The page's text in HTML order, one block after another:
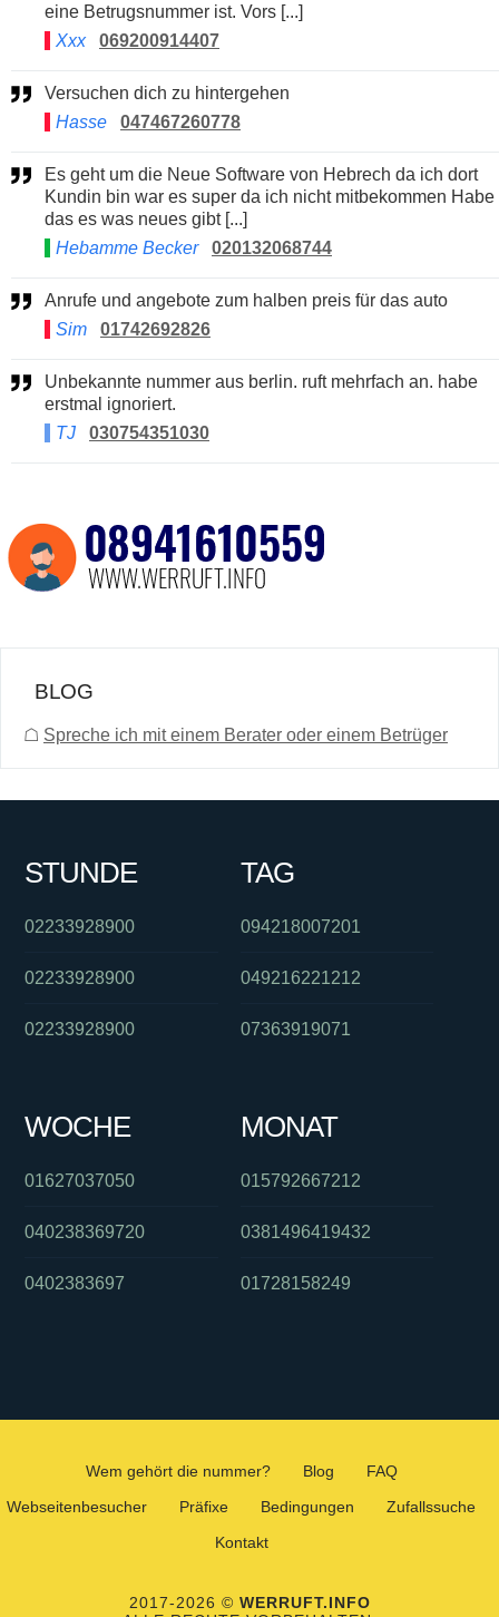
eine Betrugsnummer ist. Vors [...]
Xxx
069200914407
Versuchen dich zu hintergehen
Hasse
047467260778
Es geht um die Neue Software von Hebrech da ich dort
Kundin bin war es super da ich nicht mitbekommen Habe
das es was neues gibt [...]
Hebamme Becker
020132068744
Anrufe und angebote zum halben preis für das auto
Sim
01742692826
Unbekannte nummer aus berlin. ruft mehrfach an. habe
erstmal ignoriert.
TJ
030754351030
BLOG
☖ Spreche ich mit einem Berater oder einem Betrüger
STUNDE
02233928900
02233928900
02233928900
TAG
094218007201
049216221212
07363919071
WOCHE
01627037050
040238369720
0402383697
MONAT
015792667212
0381496419432
01728158249
Wem gehört die nummer? Blog
FAQ
Webseitenbesucher
Präfixe Bedingungen
Zufallssuche
Kontakt
2017-2026 © WERRUFT.INFO